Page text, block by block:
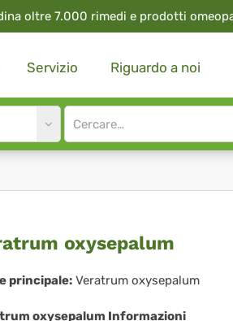
oltre 7.000 rimedi e prodotti
Servizio Riguardo a noi
Site
search
oxysepalum
principale: Veratrum oxysepalum
oxysepalum Informazioni